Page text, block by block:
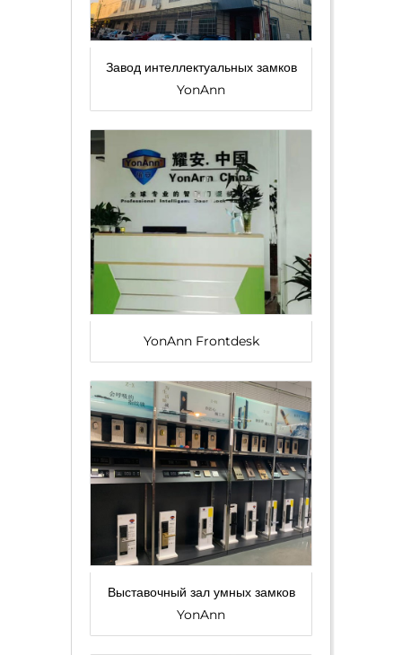
Завод интеллектуальных замков
YonAnn
YonAnn Frontdesk
Выставочный зал умных замков
YonAnn